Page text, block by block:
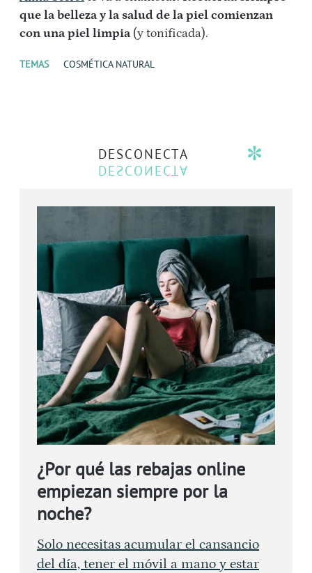
que la belleza y la salud de la piel comienzan
con una piel limpia (y tonificada).
TEMAS COSMÉTICA NATURAL
DESCONECTA
¿Por qué las rebajas online
empiezan siempre por la
noche?
Solo necesitas acumular el cansancio
del día, tener el móvil a mano y estar